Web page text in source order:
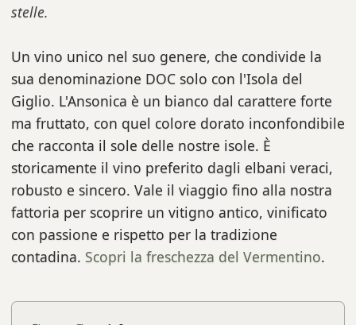
stelle.
Un vino unico nel suo genere, che condivide la
sua denominazione DOC solo con l'Isola del
Giglio. L'Ansonica è un bianco dal carattere forte
ma fruttato, con quel colore dorato inconfondibile
che racconta il sole delle nostre isole. È
storicamente il vino preferito dagli elbani veraci,
robusto e sincero. Vale il viaggio fino alla nostra
fattoria per scoprire un vitigno antico, vinificato
con passione e rispetto per la tradizione
contadina. Scopri la freschezza del Vermentino.